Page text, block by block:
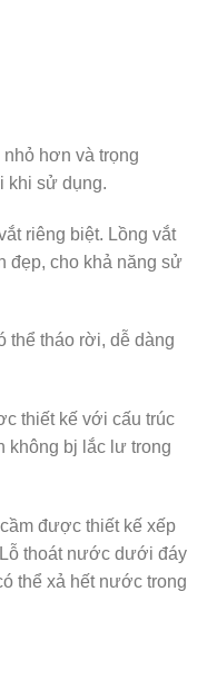
hơn và trọng
khi sử dụng.
riêng biệt. Lồng vắt
đẹp, cho khả năng sử
thể tháo rời, dễ dàng
thiết kế với cấu trúc
không bj lắc lư trong
được thiết kế xếp
thoát nước dưới đáy
thể xả hết nước trong